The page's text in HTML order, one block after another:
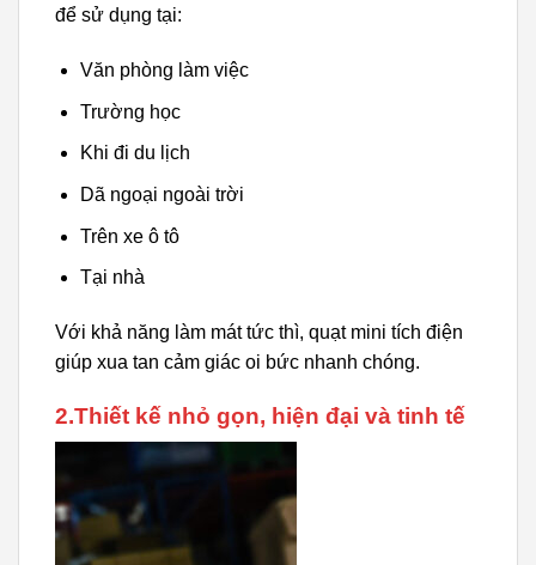
để sử dụng tại:
Văn phòng làm việc
Trường học
Khi đi du lịch
Dã ngoại ngoài trời
Trên xe ô tô
Tại nhà
Với khả năng làm mát tức thì, quạt mini tích điện
giúp xua tan cảm giác oi bức nhanh chóng.
2.Thiết kế nhỏ gọn, hiện đại và tinh tế